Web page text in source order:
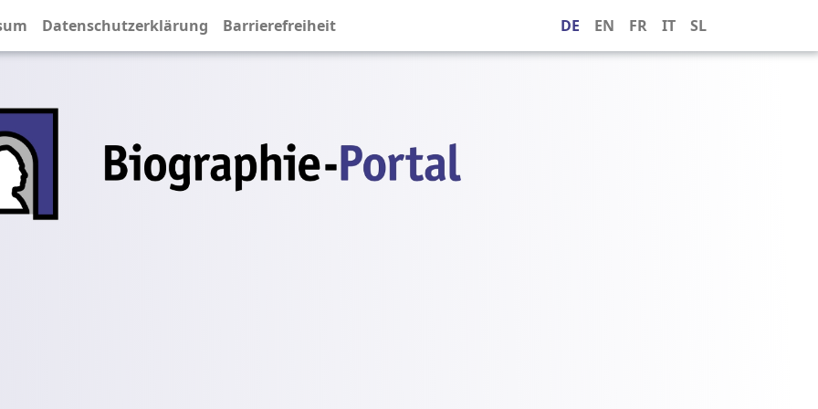
Datenschutzerklärung Barrierefreiheit DE EN FR IT SL